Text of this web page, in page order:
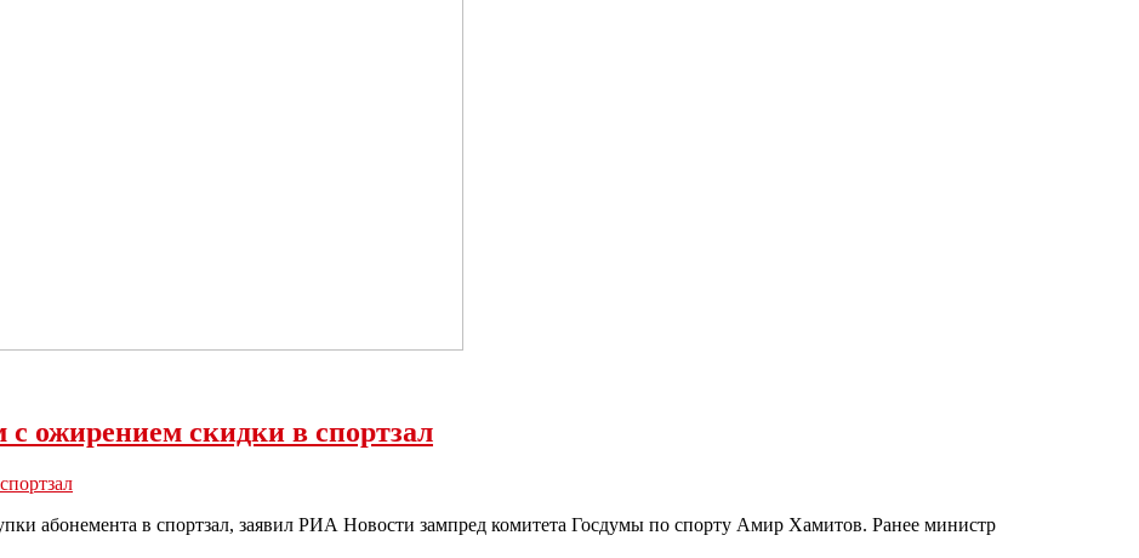
ожирением скидки в спортзал
спортзал
абонемента в спортзал, заявил РИА Новости зампред комитета Госдумы по спорту Амир Хамитов. Ранее министр